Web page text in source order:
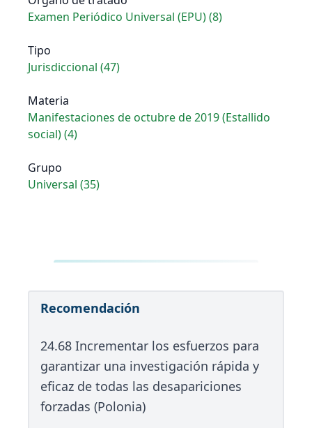
Examen Periódico Universal (EPU) (8)
Tipo
Jurisdiccional (47)
Materia
Manifestaciones de octubre de 2019 (Estallido
social) (4)
Grupo
Universal (35)
Recomendación
24.68 Incrementar los esfuerzos para
garantizar una investigación rápida y
eficaz de todas las desapariciones
forzadas (Polonia)